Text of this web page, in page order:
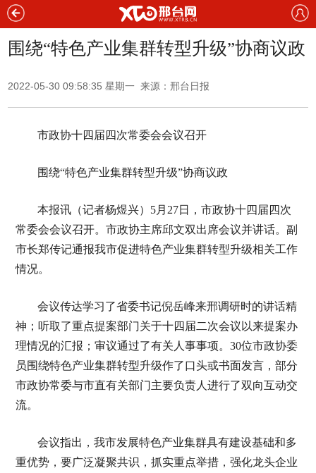
围绕“特色产业集群转型升级”协商议政
2022-05-30 09:58:35 星期一 来源：邢台日报
市政协十四届四次常委会会议召开
围绕“特色产业集群转型升级”协商议政
本报讯（记者杨煜兴）5月27日，市政协十四届四次
常委会会议召开。市政协主席邱文双出席会议并讲话。副
市长郑传记通报我市促进特色产业集群转型升级相关工作
情况。
会议传达学习了省委书记倪岳峰来邢调研时的讲话精
神；听取了重点提案部门关于十四届二次会议以来提案办
理情况的汇报；审议通过了有关人事事项。30位市政协委
员围绕特色产业集群转型升级作了口头或书面发言，部分
市政协常委与市直有关部门主要负责人进行了双向互动交
流。
会议指出，我市发展特色产业集群具有建设基础和多
重优势，要广泛凝聚共识，抓实重点举措，强化龙头企业